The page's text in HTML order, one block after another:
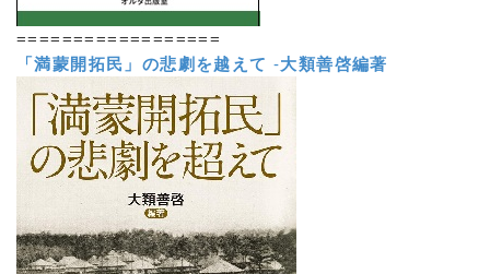
==================
「満蒙開拓民」の悲劇を越えて -大類善啓編著